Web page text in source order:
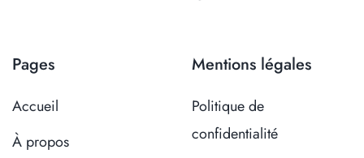
Pages
Accueil
À propos
Mentions légales
Politique de
confidentialité